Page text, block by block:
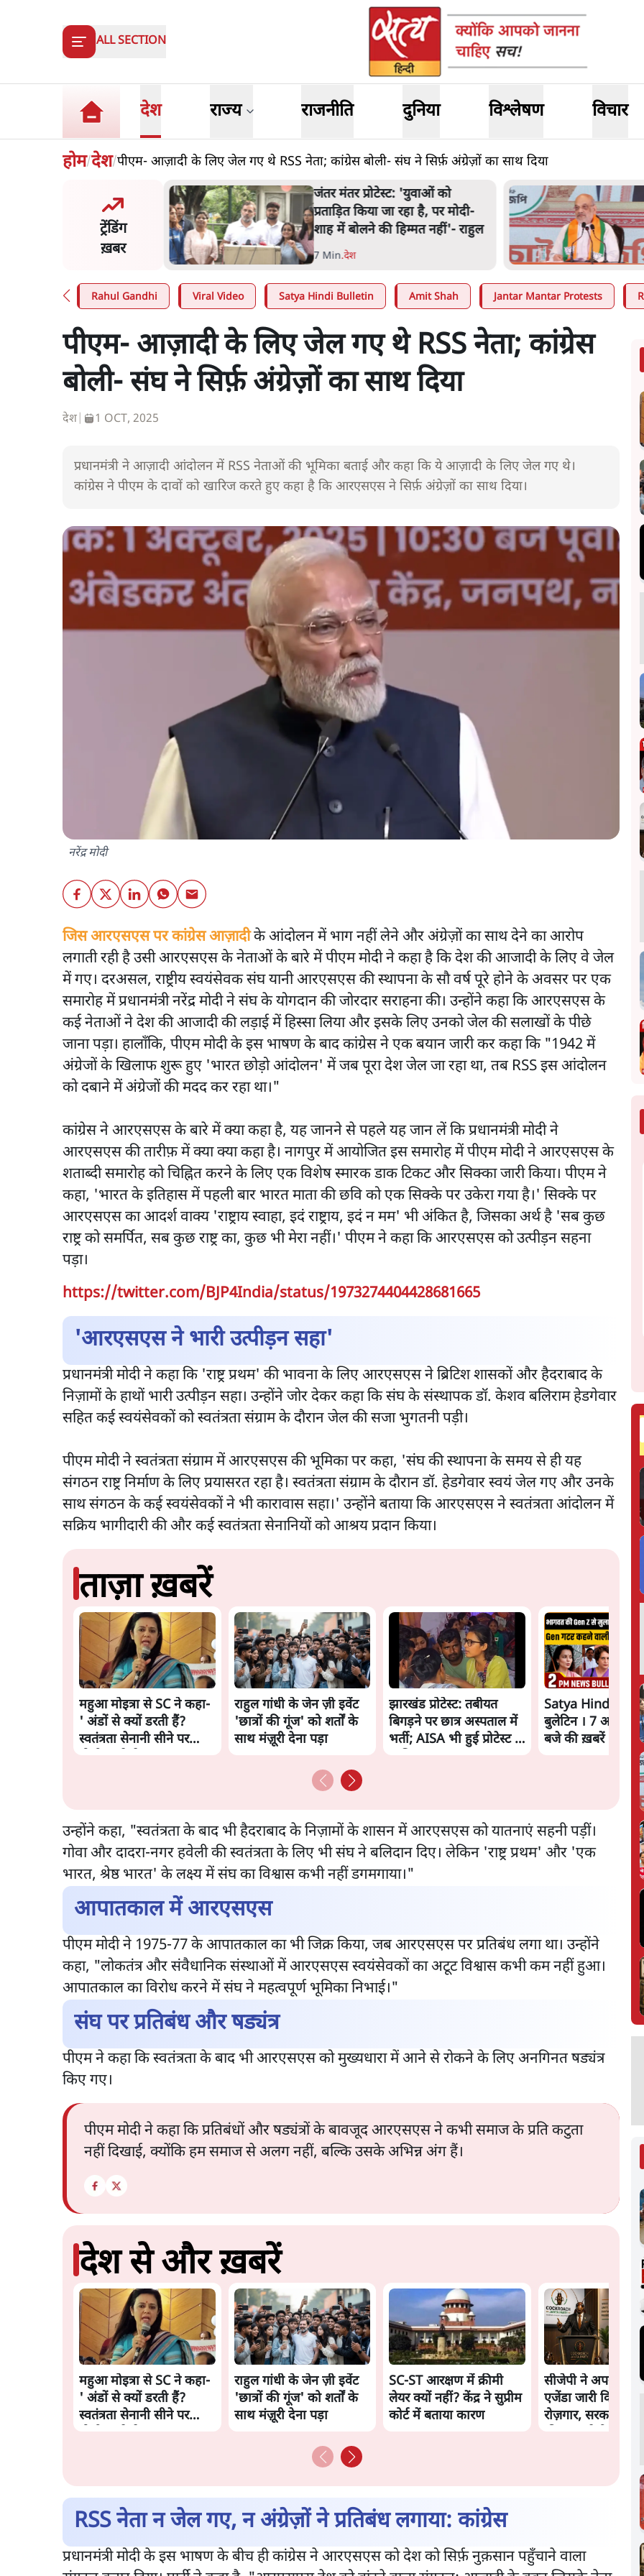
ALL SECTION
देश राज्य राजनीति दुनिया विश्लेषण विचार
होम/देश/पीएम- आज़ादी के लिए जेल गए थे RSS नेता; कांग्रेस बोली- संघ ने सिर्फ़ अंग्रेज़ों का साथ दिया
ट्रेंडिंग
ख़बर
समिति-मेटा की बैठकः मार्क
ने भारत सरकार से माफी
जंतर मंतर प्रोटेस्ट: 'युवाओं को
प्रताड़ित किया जा रहा है, पर मोदी-
शाह में बोलने की हिम्मत नहीं'- राहुल
7 Min.देश
Rahul Gandhi Viral Video Satya Hindi Bulletin Amit Shah Jantar Mantar Protests
पीएम- आज़ादी के लिए जेल गए थे RSS नेता; कांग्रेस
बोली- संघ ने सिर्फ़ अंग्रेज़ों का साथ दिया
देश 1 OCT, 2025
प्रधानमंत्री ने आज़ादी आंदोलन में RSS नेताओं की भूमिका बताई और कहा कि ये आज़ादी के लिए जेल गए थे।
कांग्रेस ने पीएम के दावों को खारिज करते हुए कहा है कि आरएसएस ने सिर्फ़ अंग्रेज़ों का साथ दिया।
नरेंद्र मोदी
जिस आरएसएस पर कांग्रेस आज़ादीके आंदोलन में भाग नहीं लेने और अंग्रेज़ों का साथ देने का आरोप
लगाती रही है उसी आरएसएस के नेताओं के बारे में पीएम मोदी ने कहा है कि देश की आजादी के लिए वे जेल
में गए। दरअसल, राष्ट्रीय स्वयंसेवक संघ यानी आरएसएस की स्थापना के सौ वर्ष पूरे होने के अवसर पर एक
समारोह में प्रधानमंत्री नरेंद्र मोदी ने संघ के योगदान की जोरदार सराहना की। उन्होंने कहा कि आरएसएस के
कई नेताओं ने देश की आजादी की लड़ाई में हिस्सा लिया और इसके लिए उनको जेल की सलाखों के पीछे
जाना पड़ा। हालाँकि, पीएम मोदी के इस भाषण के बाद कांग्रेस ने एक बयान जारी कर कहा कि "1942 में
अंग्रेजों के खिलाफ शुरू हुए 'भारत छोड़ो आंदोलन' में जब पूरा देश जेल जा रहा था, तब RSS इस आंदोलन
को दबाने में अंग्रेजों की मदद कर रहा था।"
कांग्रेस ने आरएसएस के बारे में क्या कहा है, यह जानने से पहले यह जान लें कि प्रधानमंत्री मोदी ने
आरएसएस की तारीफ़ में क्या क्या कहा है। नागपुर में आयोजित इस समारोह में पीएम मोदी ने आरएसएस के
शताब्दी समारोह को चिह्नित करने के लिए एक विशेष स्मारक डाक टिकट और सिक्का जारी किया। पीएम ने
कहा, 'भारत के इतिहास में पहली बार भारत माता की छवि को एक सिक्के पर उकेरा गया है।' सिक्के पर
आरएसएस का आदर्श वाक्य 'राष्ट्राय स्वाहा, इदं राष्ट्राय, इदं न मम' भी अंकित है, जिसका अर्थ है 'सब कुछ
राष्ट्र को समर्पित, सब कुछ राष्ट्र का, कुछ भी मेरा नहीं।' पीएम ने कहा कि आरएसएस को उत्पीड़न सहना
पड़ा।
https://twitter.com/BJP4India/status/1973274404428681665
'आरएसएस ने भारी उत्पीड़न सहा'
प्रधानमंत्री मोदी ने कहा कि 'राष्ट्र प्रथम' की भावना के लिए आरएसएस ने ब्रिटिश शासकों और हैदराबाद के
निज़ामों के हाथों भारी उत्पीड़न सहा। उन्होंने जोर देकर कहा कि संघ के संस्थापक डॉ. केशव बलिराम हेडगेवार
सहित कई स्वयंसेवकों को स्वतंत्रता संग्राम के दौरान जेल की सजा भुगतनी पड़ी।
पीएम मोदी ने स्वतंत्रता संग्राम में आरएसएस की भूमिका पर कहा, 'संघ की स्थापना के समय से ही यह
संगठन राष्ट्र निर्माण के लिए प्रयासरत रहा है। स्वतंत्रता संग्राम के दौरान डॉ. हेडगेवार स्वयं जेल गए और उनके
साथ संगठन के कई स्वयंसेवकों ने भी कारावास सहा।' उन्होंने बताया कि आरएसएस ने स्वतंत्रता आंदोलन में
सक्रिय भागीदारी की और कई स्वतंत्रता सेनानियों को आश्रय प्रदान किया।
ताज़ा ख़बरें
महुआ मोइत्रा से SC ने कहा-
' अंडों से क्यों डरती हैं?
स्वतंत्रता सेनानी सीने पर
राहुल गांधी के जेन ज़ी इवेंट
'छात्रों की गूंज' को शर्तों के
साथ मंज़ूरी देना पड़ा
झारखंड प्रोटेस्ट: तबीयत
बिगड़ने पर छात्र अस्पताल में
भर्ती; AISA भी हुई प्रोटेस्ट में
Satya Hindi
बुलेटिन । 7 अगस्त,
बजे की ख़बरें
उन्होंने कहा, "स्वतंत्रता के बाद भी हैदराबाद के निज़ामों के शासन में आरएसएस को यातनाएं सहनी पड़ीं।
गोवा और दादरा-नगर हवेली की स्वतंत्रता के लिए भी संघ ने बलिदान दिए। लेकिन 'राष्ट्र प्रथम' और 'एक
भारत, श्रेष्ठ भारत' के लक्ष्य में संघ का विश्वास कभी नहीं डगमगाया।"
आपातकाल में आरएसएस
पीएम मोदी ने 1975-77 के आपातकाल का भी जिक्र किया, जब आरएसएस पर प्रतिबंध लगा था। उन्होंने
कहा, "लोकतंत्र और संवैधानिक संस्थाओं में आरएसएस स्वयंसेवकों का अटूट विश्वास कभी कम नहीं हुआ।
आपातकाल का विरोध करने में संघ ने महत्वपूर्ण भूमिका निभाई।"
संघ पर प्रतिबंध और षड्यंत्र
पीएम ने कहा कि स्वतंत्रता के बाद भी आरएसएस को मुख्यधारा में आने से रोकने के लिए अनगिनत षड्यंत्र
किए गए।
पीएम मोदी ने कहा कि प्रतिबंधों और षड्यंत्रों के बावजूद आरएसएस ने कभी समाज के प्रति कटुता
नहीं दिखाई, क्योंकि हम समाज से अलग नहीं, बल्कि उसके अभिन्न अंग हैं।
देश से और ख़बरें
महुआ मोइत्रा से SC ने कहा-
' अंडों से क्यों डरती हैं?
स्वतंत्रता सेनानी सीने पर
राहुल गांधी के जेन ज़ी इवेंट
'छात्रों की गूंज' को शर्तों के
साथ मंज़ूरी देना पड़ा
SC-ST आरक्षण में क्रीमी
लेयर क्यों नहीं? केंद्र ने सुप्रीम
कोर्ट में बताया कारण
सीजेपी ने अपना 4
एजेंडा जारी किया-
रोज़गार, सरकारी
RSS नेता न जेल गए, न अंग्रेज़ों ने प्रतिबंध लगाया: कांग्रेस
प्रधानमंत्री मोदी के इस भाषण के बीच ही कांग्रेस ने आरएसएस को देश को सिर्फ़ नुक़सान पहुँचाने वाला